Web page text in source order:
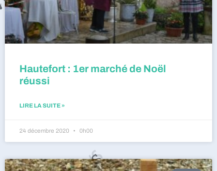
Hautefort : 1er marché de Noël
réussi
LIRE LA SUITE »
24 décembre 2020 0h00